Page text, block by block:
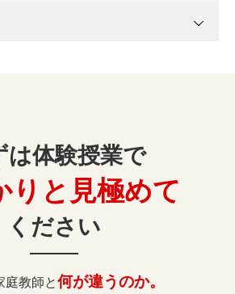
は体験授業で
りと見極めて
ください
庭教師と何が違うのか。